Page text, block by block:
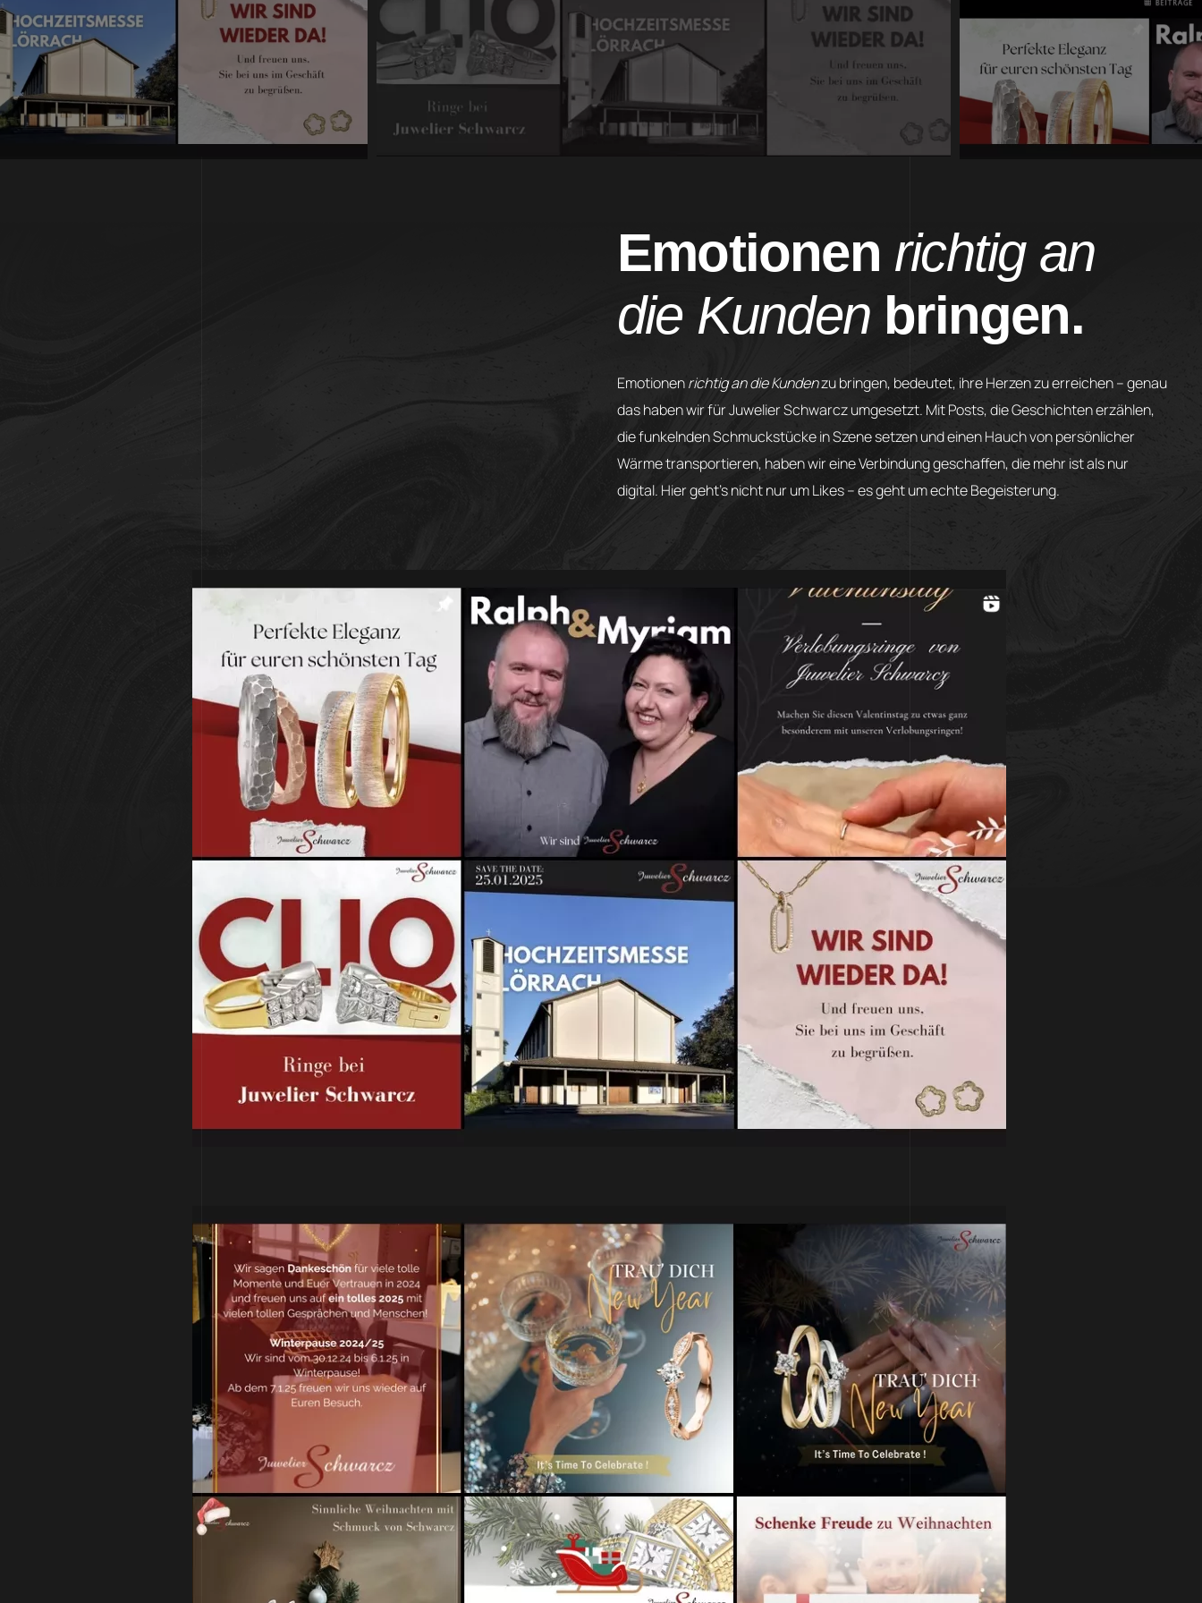
Emotionen richtig an
die Kunden bringen.
Emotionenrichtig an die Kundenzu bringen, bedeutet, ihre Herzen zu erreichen – genau
das haben wir für Juwelier Schwarcz umgesetzt. Mit Posts, die Geschichten erzählen,
die funkelnden Schmuckstücke in Szene setzen und einen Hauch von persönlicher
Wärme transportieren, haben wir eine Verbindung geschaffen, die mehr ist als nur
digital. Hier geht’s nicht nur um Likes – es geht um echte Begeisterung.